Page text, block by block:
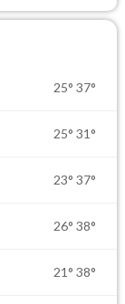
25° 37°
25° 31°
23° 37°
26° 38°
21° 38°